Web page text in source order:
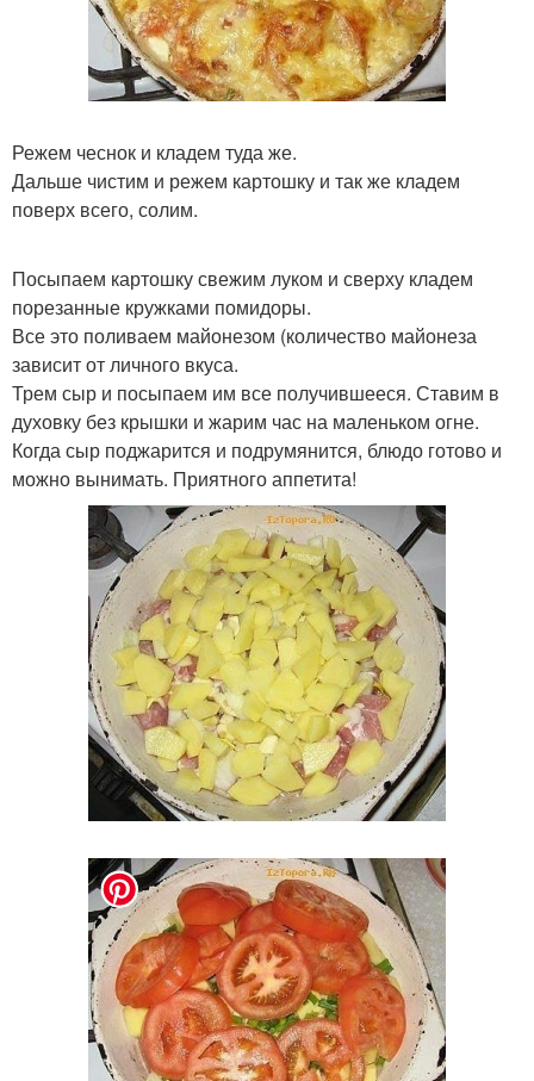
Режем чеснок и кладем туда же.
Дальше чистим и режем картошку и так же кладем
поверх всего, солим.
Посыпаем картошку свежим луком и сверху кладем
порезанные кружками помидоры.
Все это поливаем майонезом (количество майонеза
зависит от личного вкуса.
Трем сыр и посыпаем им все получившееся. Ставим в
духовку без крышки и жарим час на маленьком огне.
Когда сыр поджарится и подрумянится, блюдо готово и
можно вынимать. Приятного аппетита!